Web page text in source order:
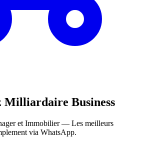
Milliardaire Business
et Immobilier — Les meilleurs
via WhatsApp.